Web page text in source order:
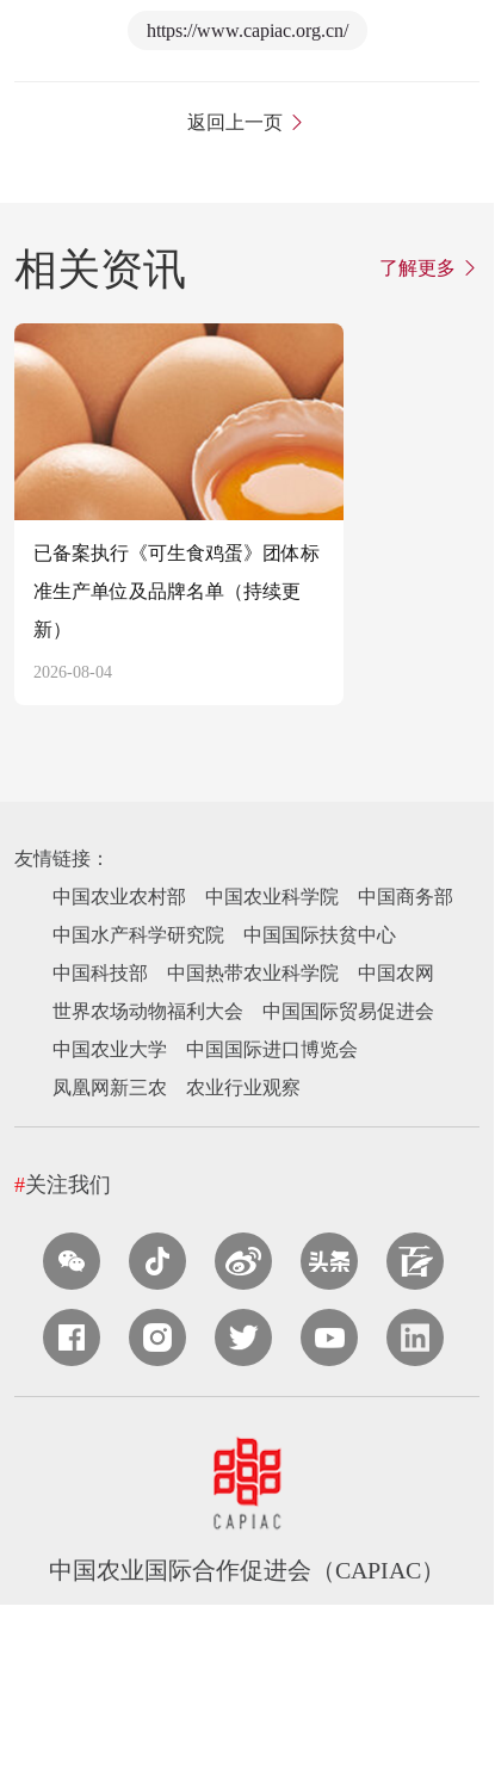
https://www.capiac.org.cn/
返回上一页
相关资讯 了解更多
已备案执行《可生食鸡蛋》团体标
准生产单位及品牌名单（持续更
新）
2026-08-04
友情链接：
中国农业农村部
中国农业科学院
中国商务部
中国水产科学研究院
中国国际扶贫中心
中国科技部
中国热带农业科学院
中国农网
世界农场动物福利大会
中国国际贸易促进会
中国农业大学
中国国际进口博览会
凤凰网新三农
农业行业观察
#关注我们
中国农业国际合作促进会（CAPIAC）